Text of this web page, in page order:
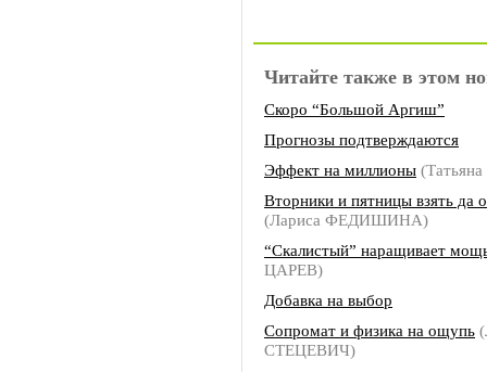
Читайте также в этом
Скоро “Большой Аргиш”
Прогнозы подтверждаются
Эффект на миллионы
Вторники и пятницы взять да
(Лариса ФЕДИШИНА)
“Скалистый” наращивает
ЦАРЕВ)
Добавка на выбор
Сопромат и физика на ощупь
СТЕЦЕВИЧ)